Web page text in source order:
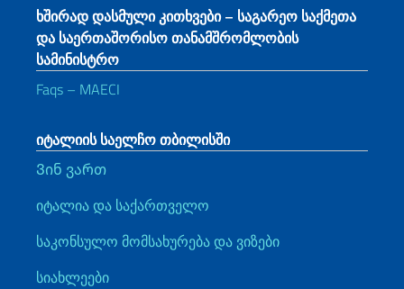
ხშირად დასმული კითხვები – საგარეო საქმეთა
და საერთაშორისო თანამშრომლობის
სამინისტრო
Faqs – MAECI
იტალიის საელჩო თბილისში
Ვინ ვართ
იტალია და საქართველო
საკონსულო მომსახურება და ვიზები
სიახლეები